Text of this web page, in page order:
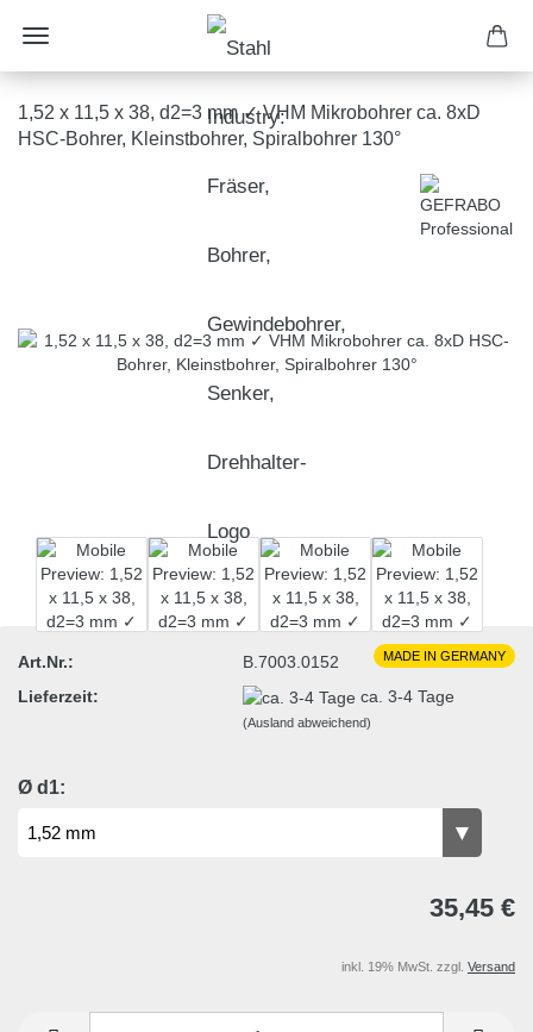
1,52 x 11,5 x 38, d2=3 mm ✓ VHM Mikrobohrer ca. 8xD
HSC-Bohrer, Kleinstbohrer, Spiralbohrer 130°
MADE IN GERMANY
Art.Nr.:
B.7003.0152
Lieferzeit:
ca. 3-4 Tage
(Ausland abweichend)
Ø d1:
35,45 €
inkl. 19% MwSt. zzgl. Versand